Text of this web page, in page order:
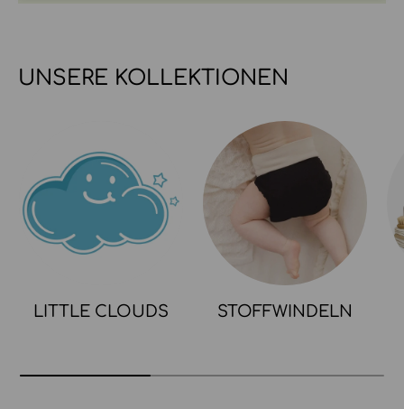
UNSERE KOLLEKTIONEN
LITTLE CLOUDS STOFFWINDELN